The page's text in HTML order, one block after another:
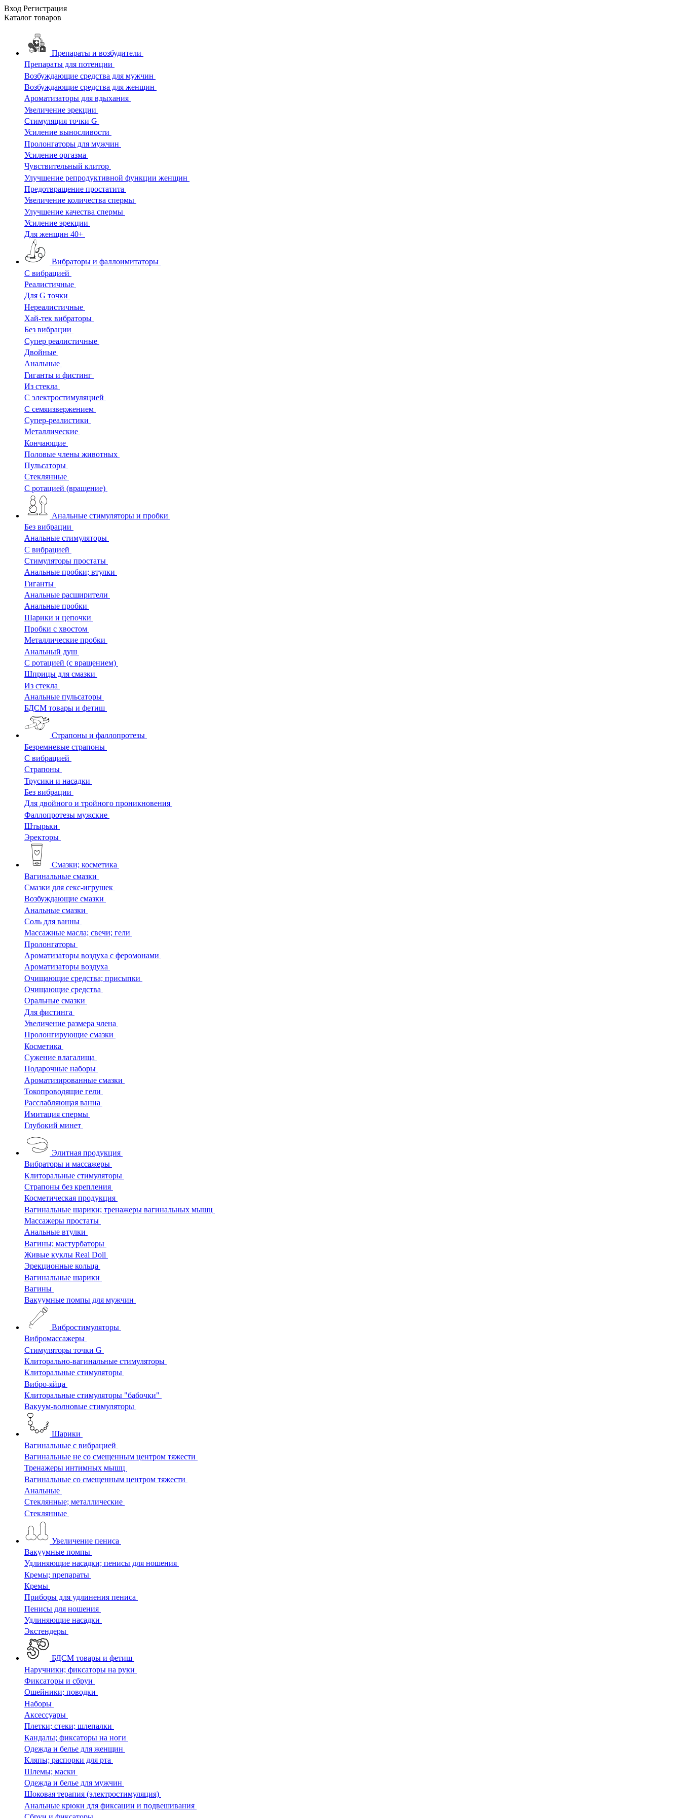
Вход Регистрация
Каталог товаров
Препараты и возбудители
Препараты для потенции
Возбуждающие средства для мужчин
Возбуждающие средства для женщин
Ароматизаторы для вдыхания
Увеличение эрекции
Стимуляция точки G
Усиление выносливости
Пролонгаторы для мужчин
Усиление оргазма
Чувствительный клитор
Улучшение репродуктивной функции женщин
Предотвращение простатита
Увеличение количества спермы
Улучшение качества спермы
Усиление эрекции
Для женщин 40+
Вибраторы и фаллоимитаторы
С вибрацией
Реалистичные
Для G точки
Нереалистичные
Хай-тек вибраторы
Без вибрации
Супер реалистичные
Двойные
Анальные
Гиганты и фистинг
Из стекла
С электростимуляцией
С семяизвержением
Супер-реалистики
Металлические
Кончающие
Половые члены животных
Пульсаторы
Стеклянные
С ротацией (вращение)
Анальные стимуляторы и пробки
Без вибрации
Анальные стимуляторы
С вибрацией
Стимуляторы простаты
Анальные пробки; втулки
Гиганты
Анальные расширители
Анальные пробки
Шарики и цепочки
Пробки с хвостом
Металлические пробки
Анальный душ
С ротацией (с вращением)
Шприцы для смазки
Из стекла
Анальные пульсаторы
БДСМ товары и фетиш
Страпоны и фаллопротезы
Безремневые страпоны
С вибрацией
Страпоны
Трусики и насадки
Без вибрации
Для двойного и тройного проникновения
Фаллопротезы мужские
Штырьки
Эректоры
Смазки; косметика
Вагинальные смазки
Смазки для секс-игрушек
Возбуждающие смазки
Анальные смазки
Соль для ванны
Массажные масла; cвечи; гели
Пролонгаторы
Ароматизаторы воздуха с феромонами
Ароматизаторы воздуха
Очищающие средства; присыпки
Очищающие средства
Оральные смазки
Для фистинга
Увеличение размера члена
Пролонгирующие смазки
Косметика
Сужение влагалища
Подарочные наборы
Ароматизированные смазки
Токопроводящие гели
Расслабляющая ванна
Имитация спермы
Глубокий минет
Элитная продукция
Вибраторы и массажеры
Клиторальные стимуляторы
Страпоны без крепления
Косметическая продукция
Вагинальные шарики; тренажеры вагинальных мышц
Массажеры простаты
Анальные втулки
Вагины; мастурбаторы
Живые куклы Real Doll
Эрекционные кольца
Вагинальные шарики
Вагины
Вакуумные помпы для мужчин
Вибростимуляторы
Вибромассажеры
Стимуляторы точки G
Клиторально-вагинальные стимуляторы
Клиторальные стимуляторы
Вибро-яйца
Клиторальные стимуляторы "бабочки"
Вакуум-волновые стимуляторы
Шарики
Вагинальные с вибрацией
Вагинальные не со смещенным центром тяжести
Тренажеры интимных мышц
Вагинальные со смещенным центром тяжести
Анальные
Стеклянные; металлические
Стеклянные
Увеличение пениса
Вакуумные помпы
Удлиняющие насадки; пенисы для ношения
Кремы; препараты
Кремы
Приборы для удлинения пениса
Пенисы для ношения
Удлиняющие насадки
Экстендеры
БДСМ товары и фетиш
Наручники; фиксаторы на руки
Фиксаторы и сбруи
Ошейники; поводки
Наборы
Аксессуары
Плетки; стеки; шлепалки
Кандалы; фиксаторы на ноги
Одежда и белье для женщин
Кляпы; распорки для рта
Шлемы; маски
Одежда и белье для мужчин
Шоковая терапия (электростимуляция)
Анальные крюки для фиксации и подвешивания